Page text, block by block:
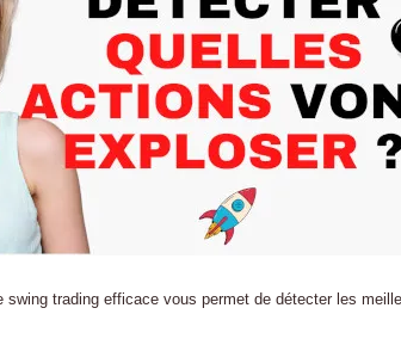
trading efficace vous permet de détecter les